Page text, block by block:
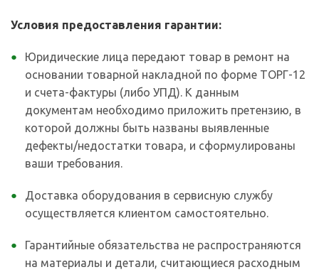
Условия предоставления гарантии:
Юридические лица передают товар в ремонт на
основании товарной накладной по форме ТОРГ-12
и счета-фактуры (либо УПД). К данным
документам необходимо приложить претензию, в
которой должны быть названы выявленные
дефекты/недостатки товара, и сформулированы
ваши требования.
Доставка оборудования в сервисную службу
осуществляется клиентом самостоятельно.
Гарантийные обязательства не распространяются
на материалы и детали, считающиеся расходным